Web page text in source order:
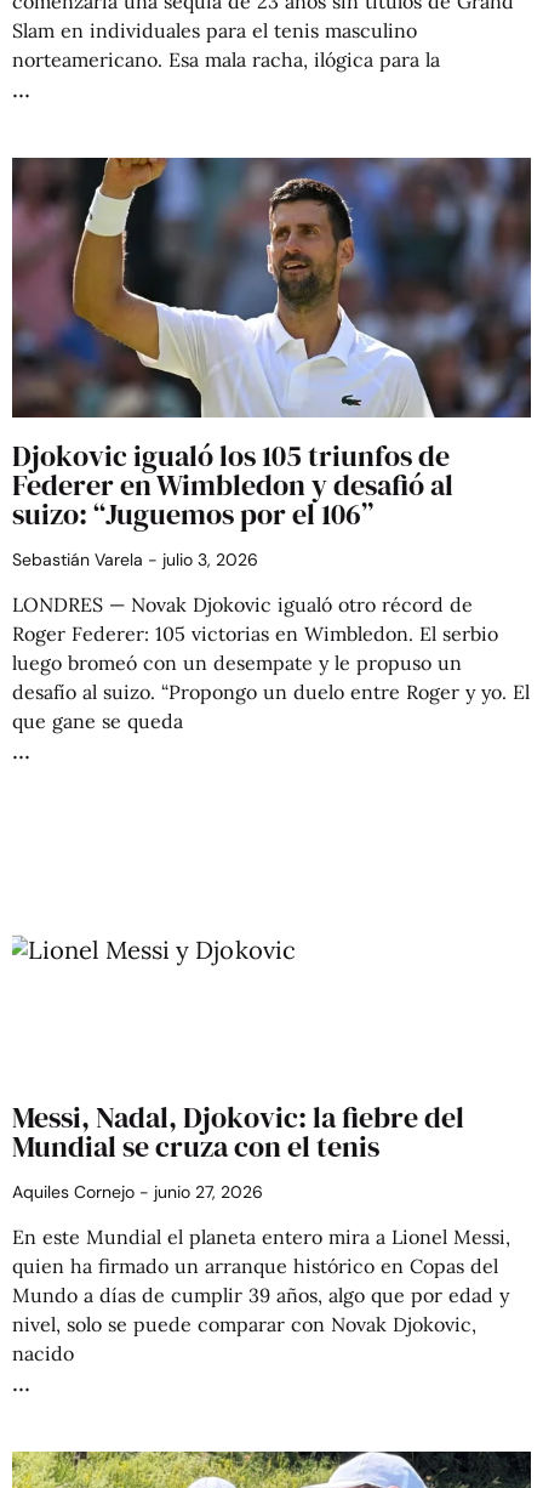
Slam en individuales para el tenis masculino
norteamericano. Esa mala racha, ilógica para la
Djokovic igualó los 105 triunfos de
Federer en Wimbledon y desafió al
suizo: “Juguemos por el 106”
Sebastián Varela julio 3, 2026
LONDRES — Novak Djokovic igualó otro récord de
Roger Federer: 105 victorias en Wimbledon. El serbio
luego bromeó con un desempate y le propuso un
desafío al suizo. “Propongo un duelo entre Roger y yo. El
que gane se queda
Messi, Nadal, Djokovic: la fiebre del
Mundial se cruza con el tenis
Aquiles Cornejo junio 27, 2026
En este Mundial el planeta entero mira a Lionel Messi,
quien ha firmado un arranque histórico en Copas del
Mundo a días de cumplir 39 años, algo que por edad y
nivel, solo se puede comparar con Novak Djokovic,
nacido